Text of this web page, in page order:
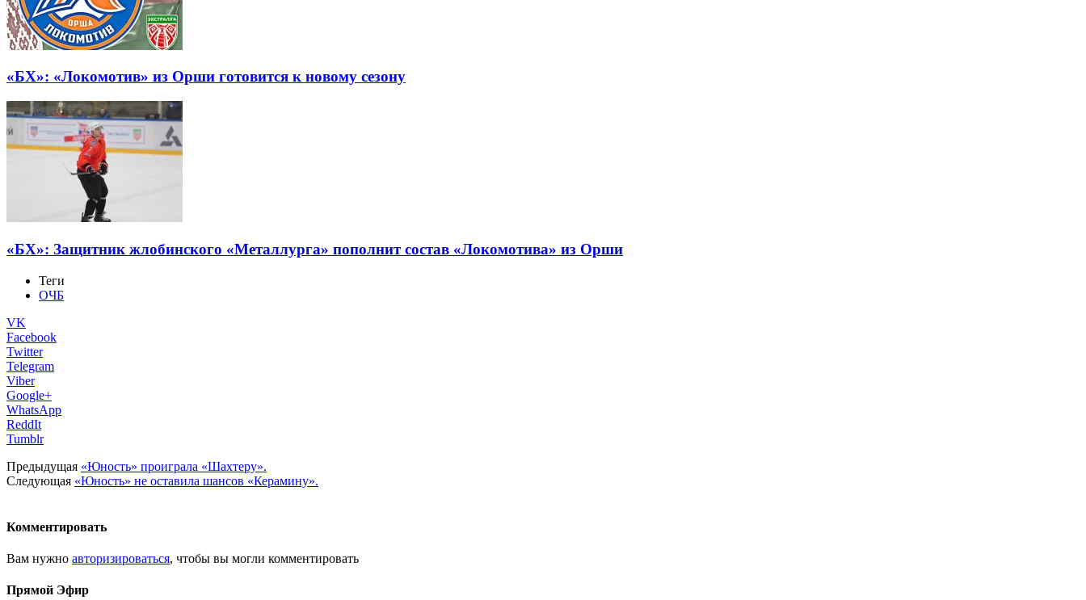
«БХ»: «Локомотив» из Орши готовится к новому сезону
«БХ»: Защитник жлобинского «Металлурга» пополнит состав «Локомотива» из Орши
Теги
ОЧБ
VK
Facebook
Twitter
Telegram
Viber
Google+
WhatsApp
ReddIt
Tumblr
Предыдущая «Юность» проиграла «Шахтеру».
Следующая «Юность» не оставила шансов «Керамину».
Комментировать
Вам нужно авторизироваться, чтобы вы могли комментировать
Прямой Эфир